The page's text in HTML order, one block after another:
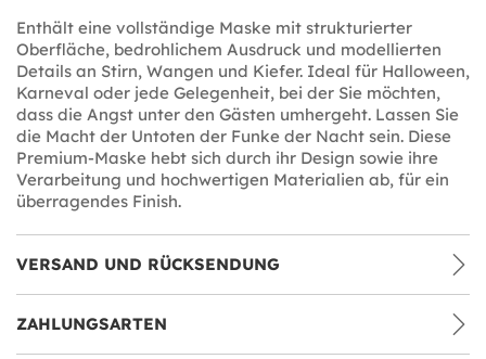
Enthält eine vollständige Maske mit strukturierter
Oberfläche, bedrohlichem Ausdruck und modellierten
Details an Stirn, Wangen und Kiefer. Ideal für Halloween,
Karneval oder jede Gelegenheit, bei der Sie möchten,
dass die Angst unter den Gästen umhergeht. Lassen Sie
die Macht der Untoten der Funke der Nacht sein. Diese
Premium-Maske hebt sich durch ihr Design sowie ihre
Verarbeitung und hochwertigen Materialien ab, für ein
überragendes Finish.
VERSAND UND RÜCKSENDUNG
ZAHLUNGSARTEN